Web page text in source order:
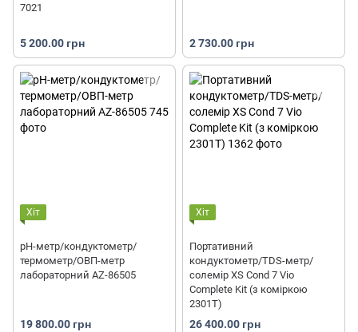
7021
5 200.00 грн 2 730.00 грн
Хіт
pH-метр/кондуктометр/
термометр/ОВП-метр
лабораторний AZ-86505
19 800.00 грн
Хіт
Портативний
кондуктометр/TDS-метр/
солемір XS Cond 7 Vio
Complete Kit (з коміркою
2301T)
26 400.00 грн